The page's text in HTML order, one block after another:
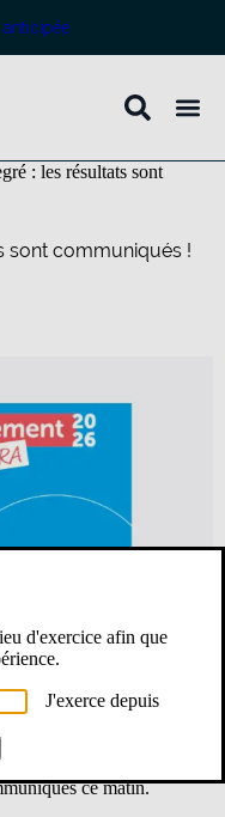
anticipée
: les résultats sont
sont communiqués !
ce matin.
d'exercice afin que
J'exerce depuis